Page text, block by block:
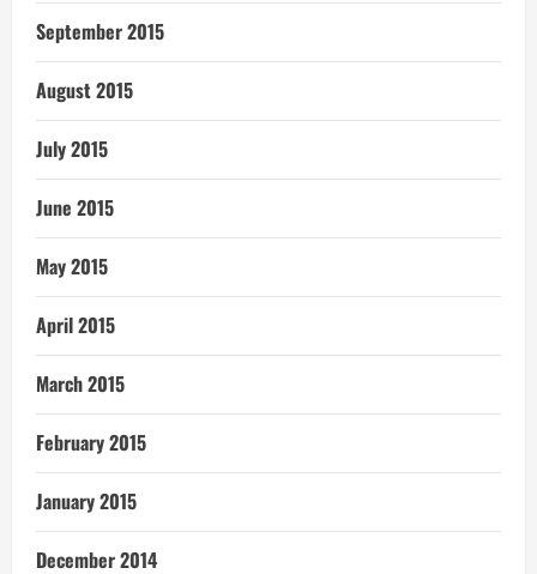
September 2015
August 2015
July 2015
June 2015
May 2015
April 2015
March 2015
February 2015
January 2015
December 2014